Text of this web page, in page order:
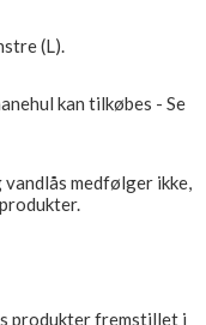
(L).
kan tilkøbes - Se
medfølger ikke,
produkter fremstillet i